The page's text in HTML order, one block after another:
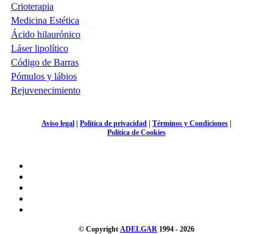
Crioterapia
Medicina Estética
Ácido hilaurónico
Láser lipolítico
Código de Barras
Pómulos y lábios
Rejuvenecimiento
Aviso legal | Política de privacidad | Términos y Condiciones |
Política de Cookies
© Copyright ADELGAR 1994 - 2026